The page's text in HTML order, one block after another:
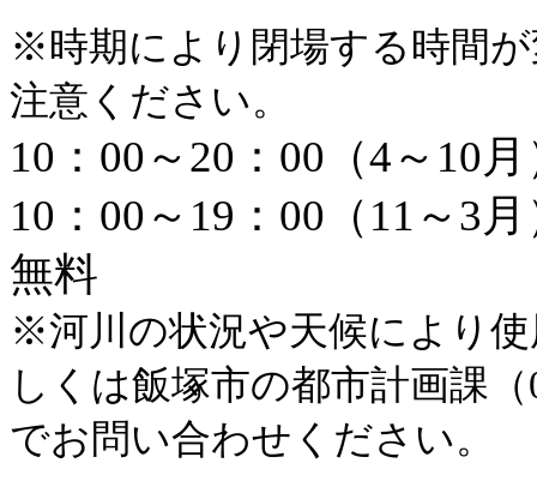
※時期により閉場する時間
注意ください。
10：00～20：00（4～10
10：00～19：00（11～3
無料
※河川の状況や天候により
しくは飯塚市の都市計画課
でお問い合わせください。